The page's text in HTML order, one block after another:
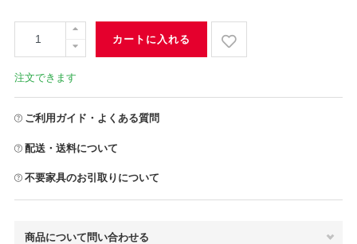
カートに入れる
注文できます
ご利用ガイド・よくある質問
配送・送料について
不要家具のお引取りについて
商品について問い合わせる